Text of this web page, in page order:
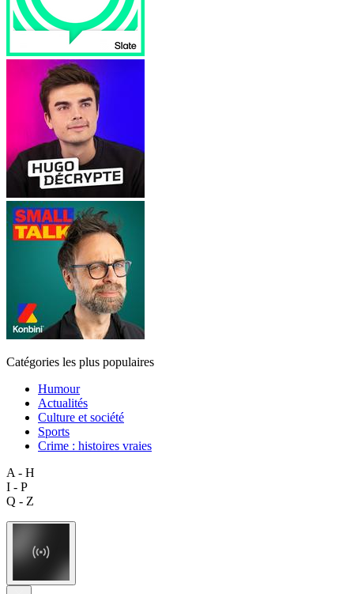
Catégories les plus populaires
Humour
Actualités
Culture et société
Sports
Crime : histoires vraies
A - H
I - P
Q - Z